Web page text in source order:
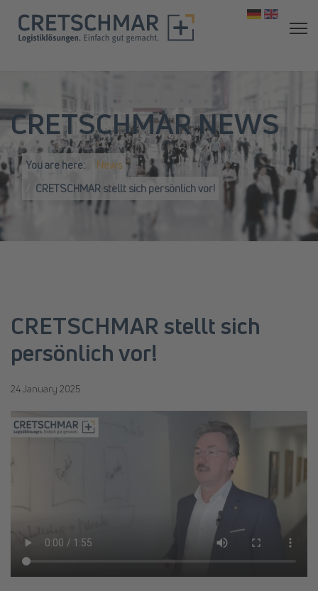
CRETSCHMAR NEWS
You are here:
News
CRETSCHMAR stellt sich persönlich vor!
CRETSCHMAR stellt sich
persönlich vor!
24 January 2025
Select your